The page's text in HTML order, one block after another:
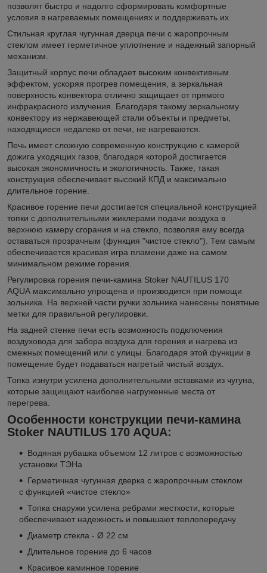
позволят быстро и надолго сформировать комфортные
условия в нагреваемых помещениях и поддерживать их.
Стильная круглая чугунная дверца печи с жаропрочным
стеклом имеет герметичное уплотнение и надежный запорный
механизм.
Защитный корпус печи обладает высоким конвективным
эффектом, ускоряя прогрев помещения, а зеркальная
поверхность конвектора отлично защищает от прямого
инфракрасного излучения. Благодаря такому зеркальному
конвектору из нержавеющей стали объекты и предметы,
находящиеся недалеко от печи, не нагреваются.
Печь имеет сложную современную конструкцию с камерой
дожига уходящих газов, благодаря которой достигается
высокая экономичность и экологичность. Также, такая
конструкция обеспечивает высокий КПД и максимально
длительное горение.
Красивое горение печи достигается специальной конструкцией
топки с дополнительными жиклерами подачи воздуха в
верхнюю камеру сгорания и на стекло, позволяя ему всегда
оставаться прозрачным (функция "чистое стекло"). Тем самым
обеспечивается красивая игра пламени даже на самом
минимальном режиме горения.
Регулировка горения печи-камина Stoker NAUTILUS 170
AQUA максимально упрощена и производится при помощи
зольника. На верхней части ручки зольника нанесены понятные
метки для правильной регулировки.
На задней стенке печи есть возможность подключения
воздуховода для забора воздуха для горения и нагрева из
смежных помещений или с улицы. Благодаря этой функции в
помещение будет подаваться нагретый чистый воздух.
Топка изнутри усилена дополнительными вставками из чугуна,
которые защищают наиболее нагруженные места от
перегрева.
Особенности конструкции печи-камина
Stoker NAUTILUS 170 AQUA:
Водяная рубашка объемом 12 литров с возможностью
установки ТЭНа
Герметичная чугунная дверка с жаропрочным стеклом
с функцией «чистое стекло»
Топка снаружи усилена ребрами жесткости, которые
обеспечивают надежность и повышают теплопередачу
Диаметр стекла - Ø 22 см
Длительное горение до 6 часов
Красивое каминное горение